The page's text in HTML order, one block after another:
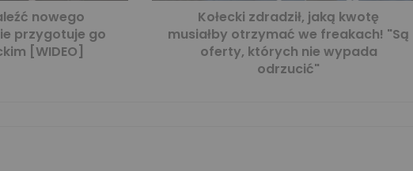
nowego
przygotuje go
[WIDEO]
Kołecki zdradził, jaką kwotę
musiałby otrzymać we freakach! "Są
oferty, których nie wypada
odrzucić"